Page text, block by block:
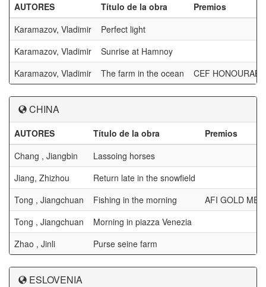
AUTORES Título de la obra
Premios
Karamazov, Vladimir
Perfect light
Karamazov, Vladimir
Sunrise at Hamnoy
Karamazov, Vladimir
The farm in the ocean CEF
CHINA
AUTORES Título de la obra
Premios
Chang , Jiangbin
Lassoing horses
Jiang, Zhizhou
Return late in the snowfield
Tong , Jiangchuan
Fishing in the morning
AFI GOLD
Tong , Jiangchuan
Morning in piazza Venezia
Zhao , Jinli
Purse seine farm
ESLOVENIA